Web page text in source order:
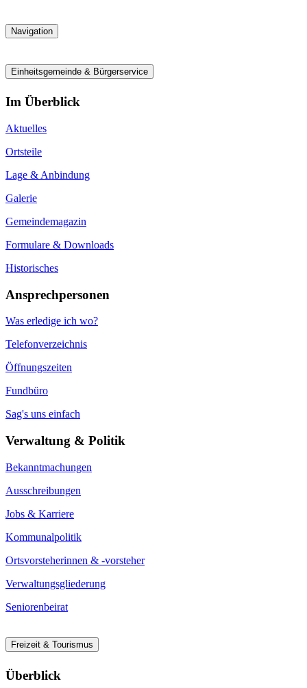
Navigation
Einheitsgemeinde & Bürgerservice
Im Überblick
Aktuelles
Ortsteile
Lage & Anbindung
Galerie
Gemeindemagazin
Formulare & Downloads
Historisches
Ansprechpersonen
Was erledige ich wo?
Telefonverzeichnis
Öffnungszeiten
Fundbüro
Sag's uns einfach
Verwaltung & Politik
Bekanntmachungen
Ausschreibungen
Jobs & Karriere
Kommunalpolitik
Ortsvorsteherinnen & -vorsteher
Verwaltungsgliederung
Seniorenbeirat
Freizeit & Tourismus
Überblick